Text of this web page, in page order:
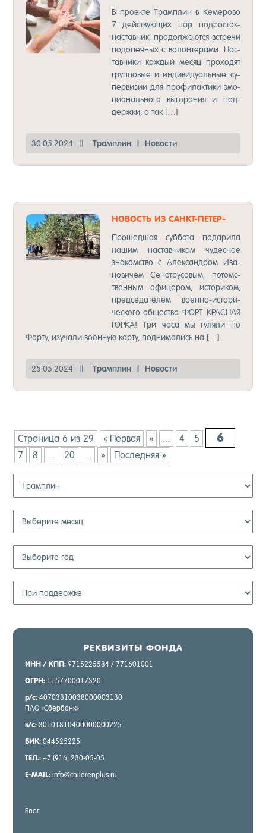
В про­ек­те Трам­плин в Ке­ме­ро­во
7 дей­ству­ющих пар под­рос­ток-
нас­тав­ник, про­дол­жа­ют­ся встре­чи
по­до­печ­ных с во­лон­те­ра­ми. Нас­
тав­ни­ки каж­дый ме­сяц про­хо­дят
груп­по­вые и ин­ди­ви­ду­аль­ные су­
пер­ви­зии для про­фи­лак­ти­ки эмо­
ци­ональ­но­го вы­го­ра­ния и под­
дер­жки, а так […]
30.05.2024 Трам­плин | Но­вос­ти
НО­ВОСТЬ ИЗ САНКТ-ПЕ­ТЕР­
Про­шед­шая суб­бо­та по­да­ри­ла
на­шим нас­тав­ни­кам чу­дес­ное
зна­комс­тво с Алек­сан­дром Ива­
но­ви­чем Се­нот­ру­со­вым, по­томс­
твен­ным офи­це­ром, ис­то­ри­ком,
пред­се­да­те­лем во­ен­но-ис­то­ри­
чес­ко­го об­щес­тва ФОРТ КРАС­НАЯ
ГОР­КА! Три ча­са мы гу­ля­ли по
Фор­ту, изу­ча­ли во­ен­ную кар­ту, под­ни­ма­лись на […]
25.05.2024 Трам­плин | Но­вос­ти
Страница 6 из 29 « Первая « ... 4 5 6
7 8 ... 20 ... » Последняя »
РЕК­ВИ­ЗИТЫ ФОН­ДА
ИНН / КПП: 9715225584 / 771601001
ОГРН: 1157700017320
р/с: 40703810038000003130
ПАО «Сбер­банк»
к/с: 30101810400000000225
БИК: 044525225
ТЕЛ.: +7 (916) 230-05-05
E-MAIL: info@childrenplus.ru
Блог